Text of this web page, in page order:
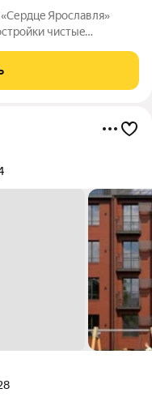
Ярoслaвля»
чиcтыe
паpковкa и клaдовки